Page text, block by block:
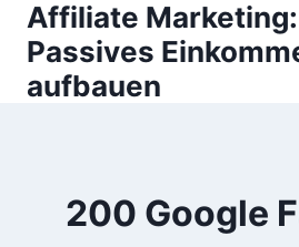
Zum
Inhalt
springen
Affiliate Marketing:
Passives
aufbauen
200 Google